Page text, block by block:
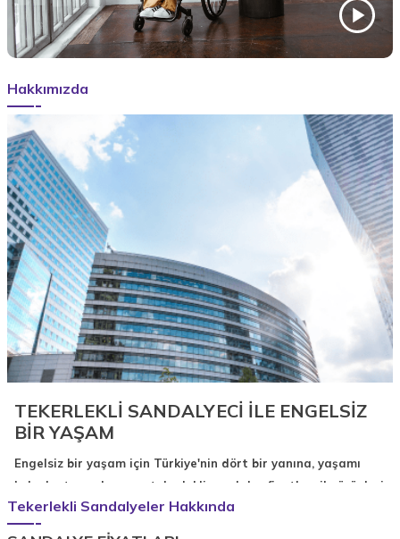
Hakkımızda
TEKERLEKLİ SANDALYECİ İLE ENGELSİZ
BİR YAŞAM
Engelsiz bir yaşam için Türkiye'nin dört bir yanına, yaşamı
kolaylaştıracak uygun tekerlekli sandalye fiyatları ile ürünleri
sunan Tekerlekli Sandalyeci, manuel ve kişiye özel üretim
olarak hazırlanan tekerlekli sandalyeler ile engellerin
Tekerlekli Sandalyeler Hakkında